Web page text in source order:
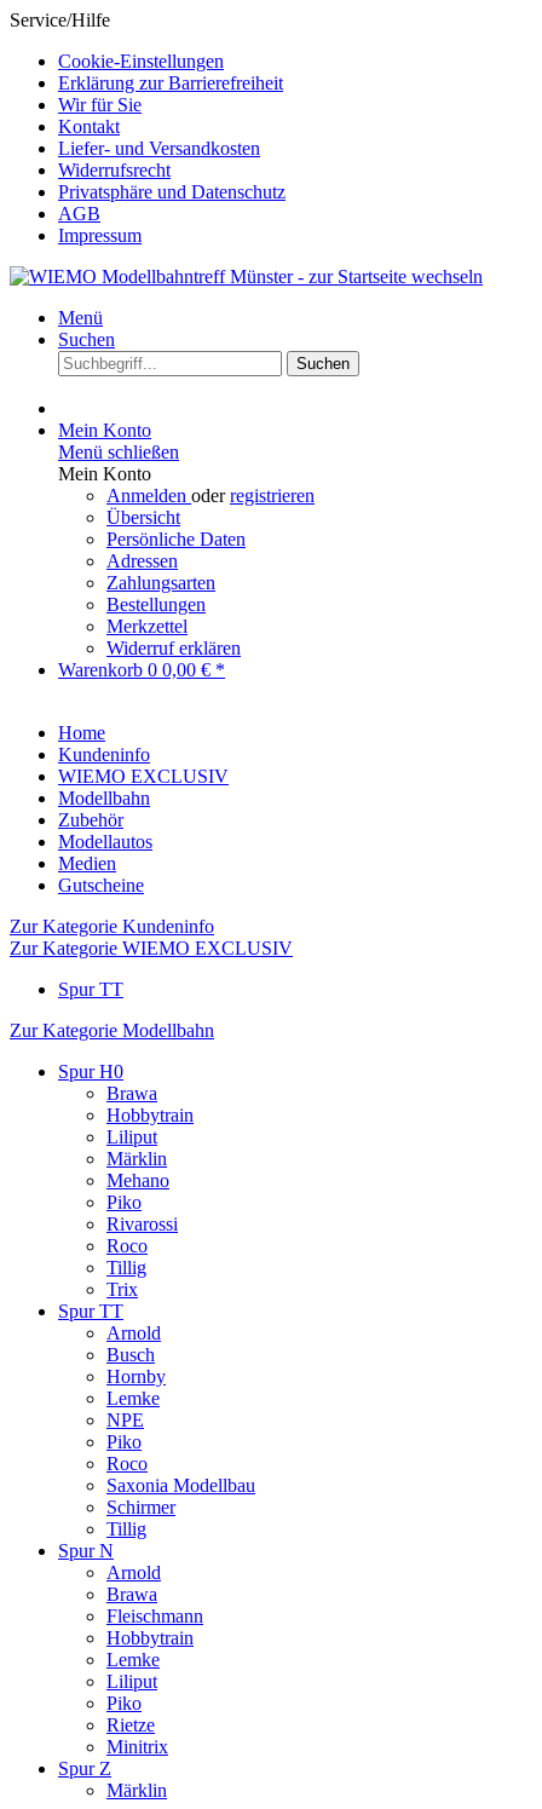
Service/Hilfe
Cookie-Einstellungen
Erklärung zur Barrierefreiheit
Wir für Sie
Kontakt
Liefer- und Versandkosten
Widerrufsrecht
Privatsphäre und Datenschutz
AGB
Impressum
Menü
Suchen
Suchen
Mein Konto
Menü schließen
Mein Konto
Anmelden oderregistrieren
Übersicht
Persönliche Daten
Adressen
Zahlungsarten
Bestellungen
Merkzettel
Widerruf erklären
Warenkorb 0 0,00 € *
Home
Kundeninfo
WIEMO EXCLUSIV
Modellbahn
Zubehör
Modellautos
Medien
Gutscheine
Zur Kategorie Kundeninfo
Zur Kategorie WIEMO EXCLUSIV
Spur TT
Zur Kategorie Modellbahn
Spur H0
Brawa
Hobbytrain
Liliput
Märklin
Mehano
Piko
Rivarossi
Roco
Tillig
Trix
Spur TT
Arnold
Busch
Hornby
Lemke
NPE
Piko
Roco
Saxonia Modellbau
Schirmer
Tillig
Spur N
Arnold
Brawa
Fleischmann
Hobbytrain
Lemke
Liliput
Piko
Rietze
Minitrix
Spur Z
Märklin